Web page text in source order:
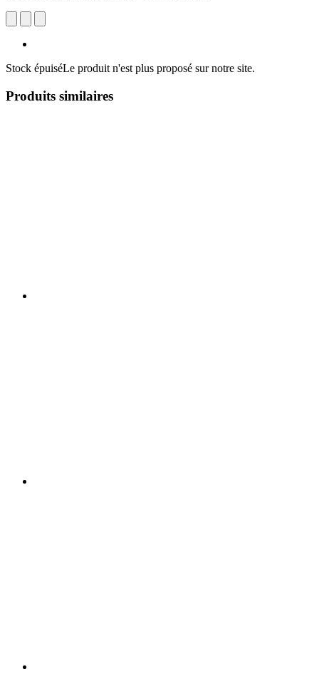
Stock épuiséLe produit n'est plus proposé sur notre site.
Produits similaires